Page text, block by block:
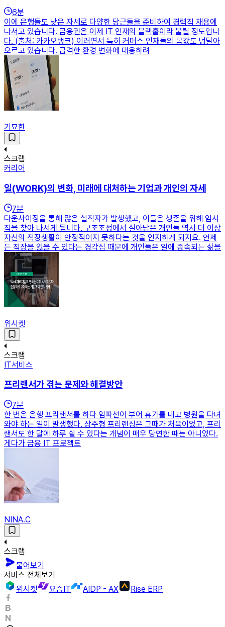
6분
이에 은행들도 낮은 자세로 다양한 당근들을 준비하여 경력직 채용에
나서고 있습니다. 금융권은 이제 IT 인재의 블랙홀이라 불릴 정도입니
다. (출처: 카카오뱅크) 이러면서 특히 커머스 인재들의 몸값도 덩달아
오르고 있습니다. 급격한 환경 변화에 대응하려
기묘한
스크랩
커리어
일(WORK)의 변화, 미래에 대처하는 기업과 개인의 자세
7분
다운사이징을 통해 많은 실직자가 발생했고, 이들은 생존을 위해 임시
직을 찾아 나서게 됩니다. 구조조정에서 살아남은 개인들 역시 더 이상
자신의 직장생활이 안정적이지 못하다는 것을 인지하게 되지요. 언제
든 직장을 잃을 수 있다는 경각심 때문에 개인들은 일에 종속되는 삶을
위시켓
스크랩
IT서비스
프리랜서가 겪는 문제와 해결방안
7분
한 번은 은행 프리랜서를 하다 임파선이 부어 휴가를 내고 병원을 다녀
와야 하는 일이 발생했다. 상주형 프리랜싱은 그때가 처음이었고, 프리
랜서도 한 달에 하루 쉴 수 있다는 개념이 매우 당연한 때는 아니었다.
게다가 금융 IT 프로젝트
NINA.C
스크랩
물어보기
서비스 전체보기
위시켓
요즘IT AIDP - AX Rise ERP